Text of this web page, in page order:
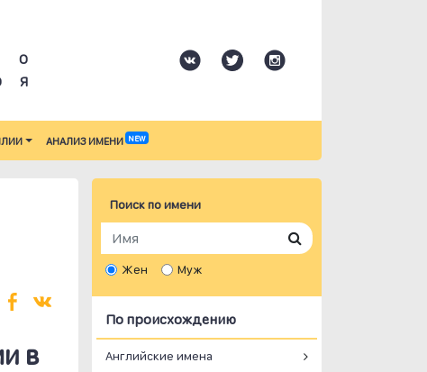
О
Я
АНАЛИЗ ИМЕНИ NEW
в
Поиск по имени
Жен Муж
По происхождению
Английские имена